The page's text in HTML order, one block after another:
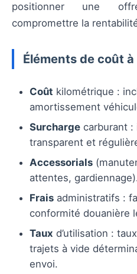
positionner une
compromettre la
Éléments de coût
Coût kilométrique :
amortissement
Surcharge carburant :
transparent et
Accessorials
attentes,
Frais administratifs :
conformité douanière
Taux d’utilisation :
trajets à vide
envoi.